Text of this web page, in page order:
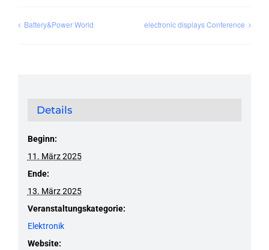
Battery&Power World electronic displays Conference
Details
Beginn:
11. März 2025
Ende:
13. März 2025
Veranstaltungskategorie:
Elektronik
Website: